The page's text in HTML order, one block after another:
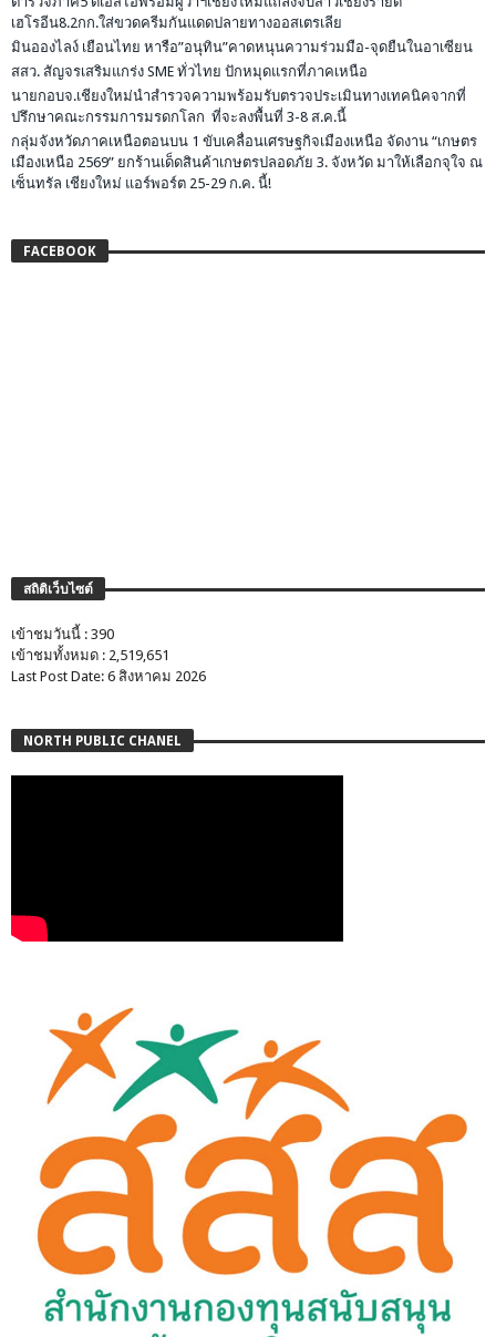
เฮโรอีน8.2กก.ใส่ขวดครีมกันแดดปลายทางออสเตรเลีย
มินอองไลง์ เยือนไทย หารือ”อนุทิน”คาดหนุนความร่วมมือ-จุดยืนในอาเซียน
สสว. สัญจรเสริมแกร่ง SME ทั่วไทย ปักหมุดแรกที่ภาคเหนือ
นายกอบจ.เชียงใหม่นำสำรวจความพร้อมรับตรวจประเมินทางเทคนิคจากที่
ปรึกษาคณะกรรมการมรดกโลก ที่จะลงพื้นที่ 3-8 ส.ค.นี้
กลุ่มจังหวัดภาคเหนือตอนบน 1 ขับเคลื่อนเศรษฐกิจเมืองเหนือ จัดงาน “เกษตร
เมืองเหนือ 2569” ยกร้านเด็ดสินค้าเกษตรปลอดภัย 3. จังหวัด มาให้เลือกจุใจ ณ
เซ็นทรัล เชียงใหม่ แอร์พอร์ต 25-29 ก.ค. นี้!
FACEBOOK
สถิติเว็บไซต์
เข้าชมวันนี้ : 390
เข้าชมทั้งหมด : 2,519,651
Last Post Date: 6 สิงหาคม 2026
NORTH PUBLIC CHANEL